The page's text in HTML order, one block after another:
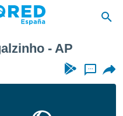
- AP
...